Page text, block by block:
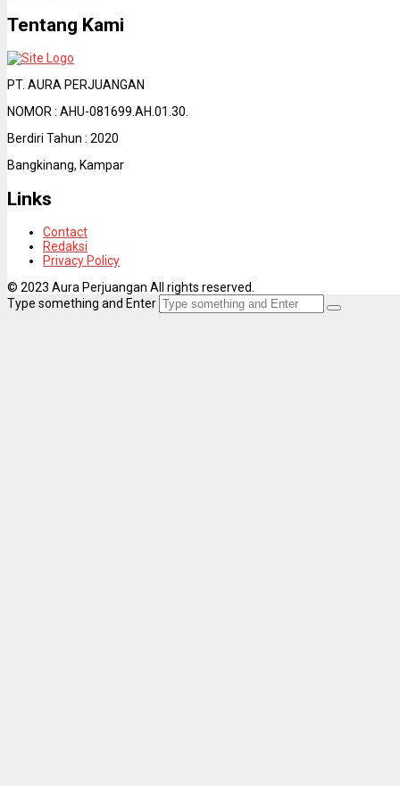
Tentang Kami
PT. AURA PERJUANGAN
NOMOR : AHU-081699.AH.01.30.
Berdiri Tahun : 2020
Bangkinang, Kampar
Links
Contact
Redaksi
Privacy Policy
© 2023 Aura Perjuangan All rights reserved.
Type something and Enter